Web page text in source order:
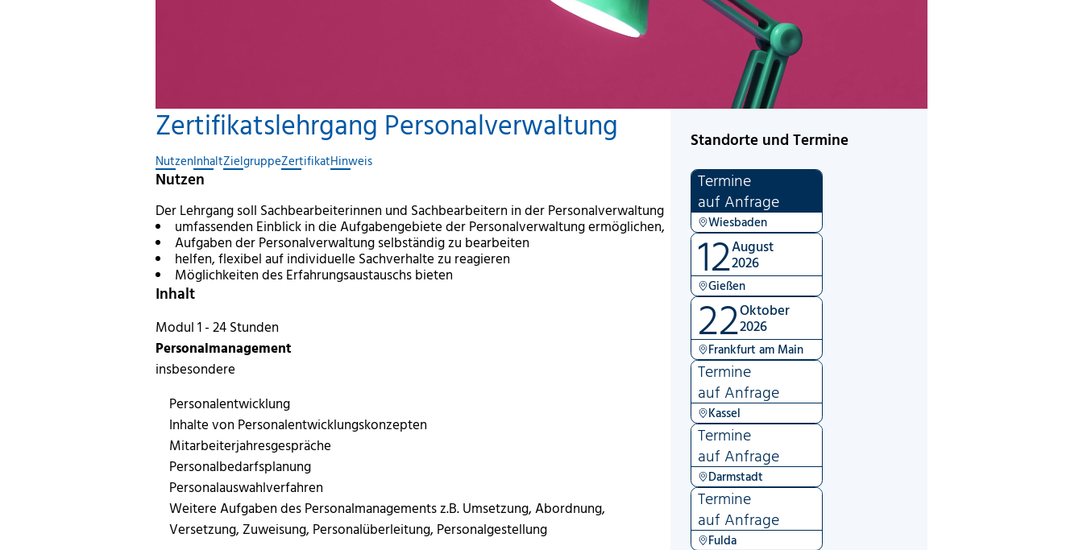
Zertifikatslehrgang Personalverwaltung
NutzenInhaltZielgruppeZertifikatHinweis
Nutzen
Der Lehrgang soll Sachbearbeiterinnen und Sachbearbeitern in der Personalverwaltung
umfassenden Einblick in die Aufgabengebiete der Personalverwaltung ermöglichen,
Aufgaben der Personalverwaltung selbständig zu bearbeiten
helfen, flexibel auf individuelle Sachverhalte zu reagieren
Möglichkeiten des Erfahrungsaustauschs bieten
Inhalt
Modul 1 - 24 Stunden
Personalmanagement
insbesondere
Personalentwicklung
Inhalte von Personalentwicklungskonzepten
Mitarbeiterjahresgespräche
Personalbedarfsplanung
Personalauswahlverfahren
Weitere Aufgaben des Personalmanagements z.B. Umsetzung, Abordnung,
Versetzung, Zuweisung, Personalüberleitung, Personalgestellung
Standorte und Termine
Termine
auf Anfrage
Wiesbaden
12August
2026
Gießen
22Oktober
2026
Frankfurt am Main
Termine
auf Anfrage
Kassel
Termine
auf Anfrage
Darmstadt
Termine
auf Anfrage
Fulda